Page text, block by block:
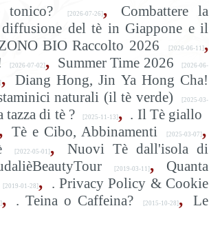
[2026-07-26] ,
Combattere la
del tè in Giappone e il
BIO Raccolto 2026 [2026-06-11] ,
[2026-07-02] , Summer Time 2026 [2026-06-
, Diang Hong, Jin Ya Hong Cha!
naturali (il tè verde) [2025-03-
tazza di tè ? [2025-11-13] , . Il Tè giallo
, Tè e Cibo, Abbinamenti [2025-03-07] ,
[2022-05-01] ,
Nuovi Tè dall'isola di
[2019-03-11] ,
Quanta
[2019-01-28] , . Privacy Policy & Cookie
, . Teina o Caffeina? [2015-10-28] ,
Le